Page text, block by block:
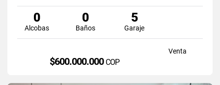
0
Alcobas
0
Baños
5
Garaje
Venta
$600.000.000 COP